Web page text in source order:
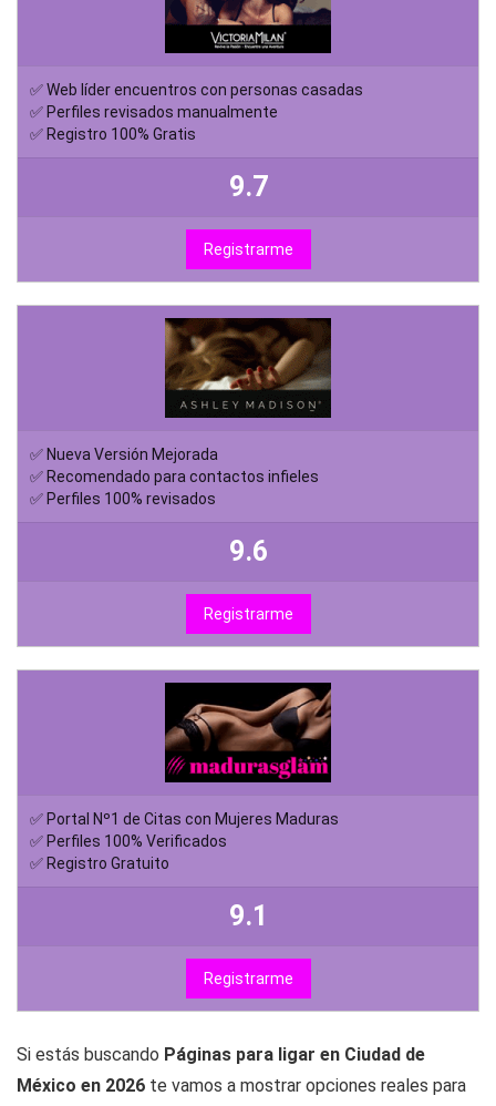
✅ Web líder encuentros con personas casadas
✅ Perfiles revisados manualmente
✅ Registro 100% Gratis
9.7
Registrarme
✅ Nueva Versión Mejorada
✅ Recomendado para contactos infieles
✅ Perfiles 100% revisados
9.6
Registrarme
✅ Portal Nº1 de Citas con Mujeres Maduras
✅ Perfiles 100% Verificados
✅ Registro Gratuito
9.1
Registrarme
Si estás buscando Páginas para ligar en Ciudad de
México en 2026 te vamos a mostrar opciones reales para